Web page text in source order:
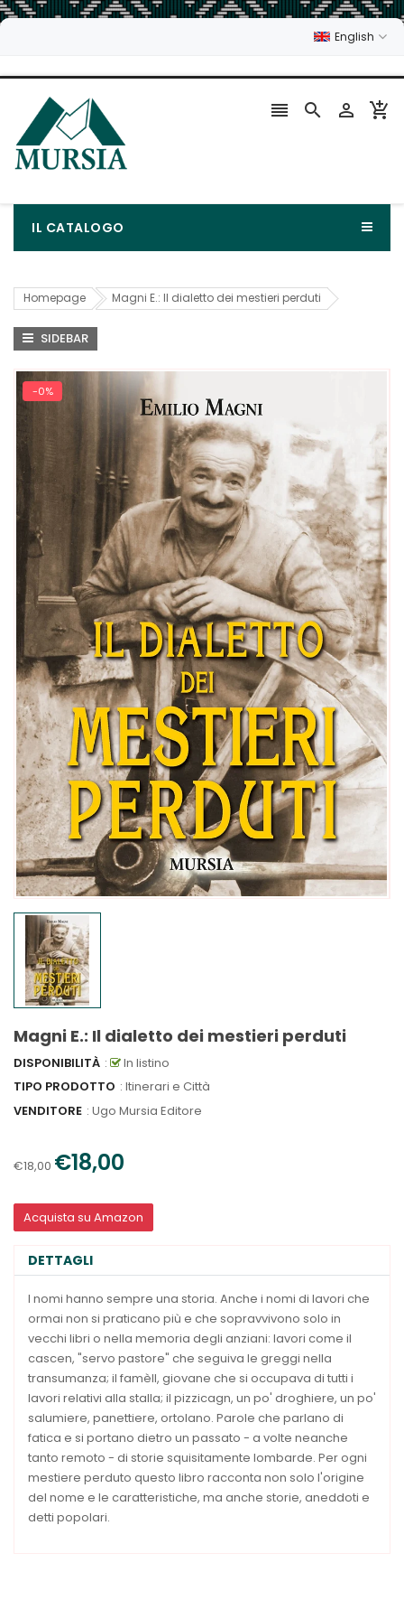
English
   
IL CATALOGO
Homepage Magni E.: Il dialetto dei mestieri perduti
SIDEBAR
-0%
Magni E.: Il dialetto dei mestieri perduti
DISPONIBILITÀ :
In listino
TIPO PRODOTTO : Itinerari e Città
VENDITORE : Ugo Mursia Editore
€18,00 €18,00
Acquista su Amazon
DETTAGLI
I nomi hanno sempre una storia. Anche i nomi di lavori che
ormai non si praticano più e che sopravvivono solo in
vecchi libri o nella memoria degli anziani: lavori come il
cascen, "servo pastore" che seguiva le greggi nella
transumanza; il famèll, giovane che si occupava di tutti i
lavori relativi alla stalla; il pizzicagn, un po' droghiere, un po'
salumiere, panettiere, ortolano. Parole che parlano di
fatica e si portano dietro un passato - a volte neanche
tanto remoto - di storie squisitamente lombarde. Per ogni
mestiere perduto questo libro racconta non solo l'origine
del nome e le caratteristiche, ma anche storie, aneddoti e
detti popolari.